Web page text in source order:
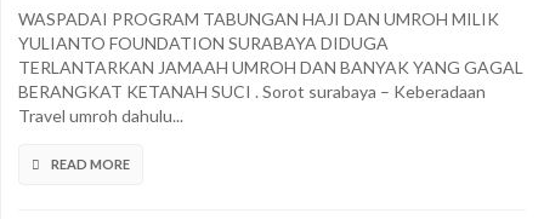
Program
Haji
Dan
WASPADAI PROGRAM TABUNGAN HAJI DAN UMROH MILIK
YULIANTO FOUNDATION SURABAYA DIDUGA
TERLANTARKAN JAMAAH UMROH DAN BANYAK YANG GAGAL
BERANGKAT KETANAH SUCI . Sorot surabaya – Keberadaan
Travel umroh dahulu...
READ MORE